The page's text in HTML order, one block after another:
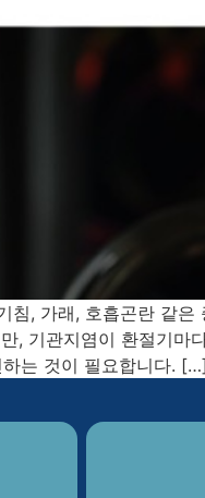
침, 가래, 호흡곤란 같은
, 기관지염이 환절기마
는 것이 필요합니다. […]